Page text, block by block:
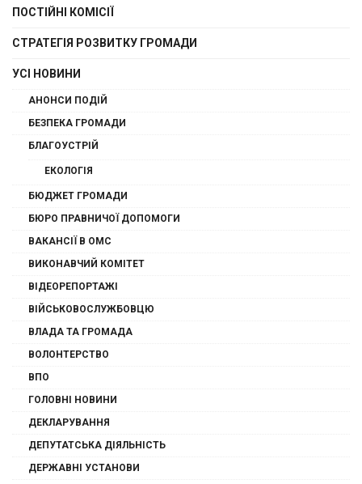
ПОСТІЙНІ КОМІСІЇ
СТРАТЕГІЯ РОЗВИТКУ ГРОМАДИ
УСІ НОВИНИ
АНОНСИ ПОДІЙ
БЕЗПЕКА ГРОМАДИ
БЛАГОУСТРІЙ
ЕКОЛОГІЯ
БЮДЖЕТ ГРОМАДИ
БЮРО ПРАВНИЧОЇ ДОПОМОГИ
ВАКАНСІЇ В ОМС
ВИКОНАВЧИЙ КОМІТЕТ
ВІДЕОРЕПОРТАЖІ
ВІЙСЬКОВОСЛУЖБОВЦЮ
ВЛАДА ТА ГРОМАДА
ВОЛОНТЕРСТВО
ВПО
ГОЛОВНІ НОВИНИ
ДЕКЛАРУВАННЯ
ДЕПУТАТСЬКА ДІЯЛЬНІСТЬ
ДЕРЖАВНІ УСТАНОВИ